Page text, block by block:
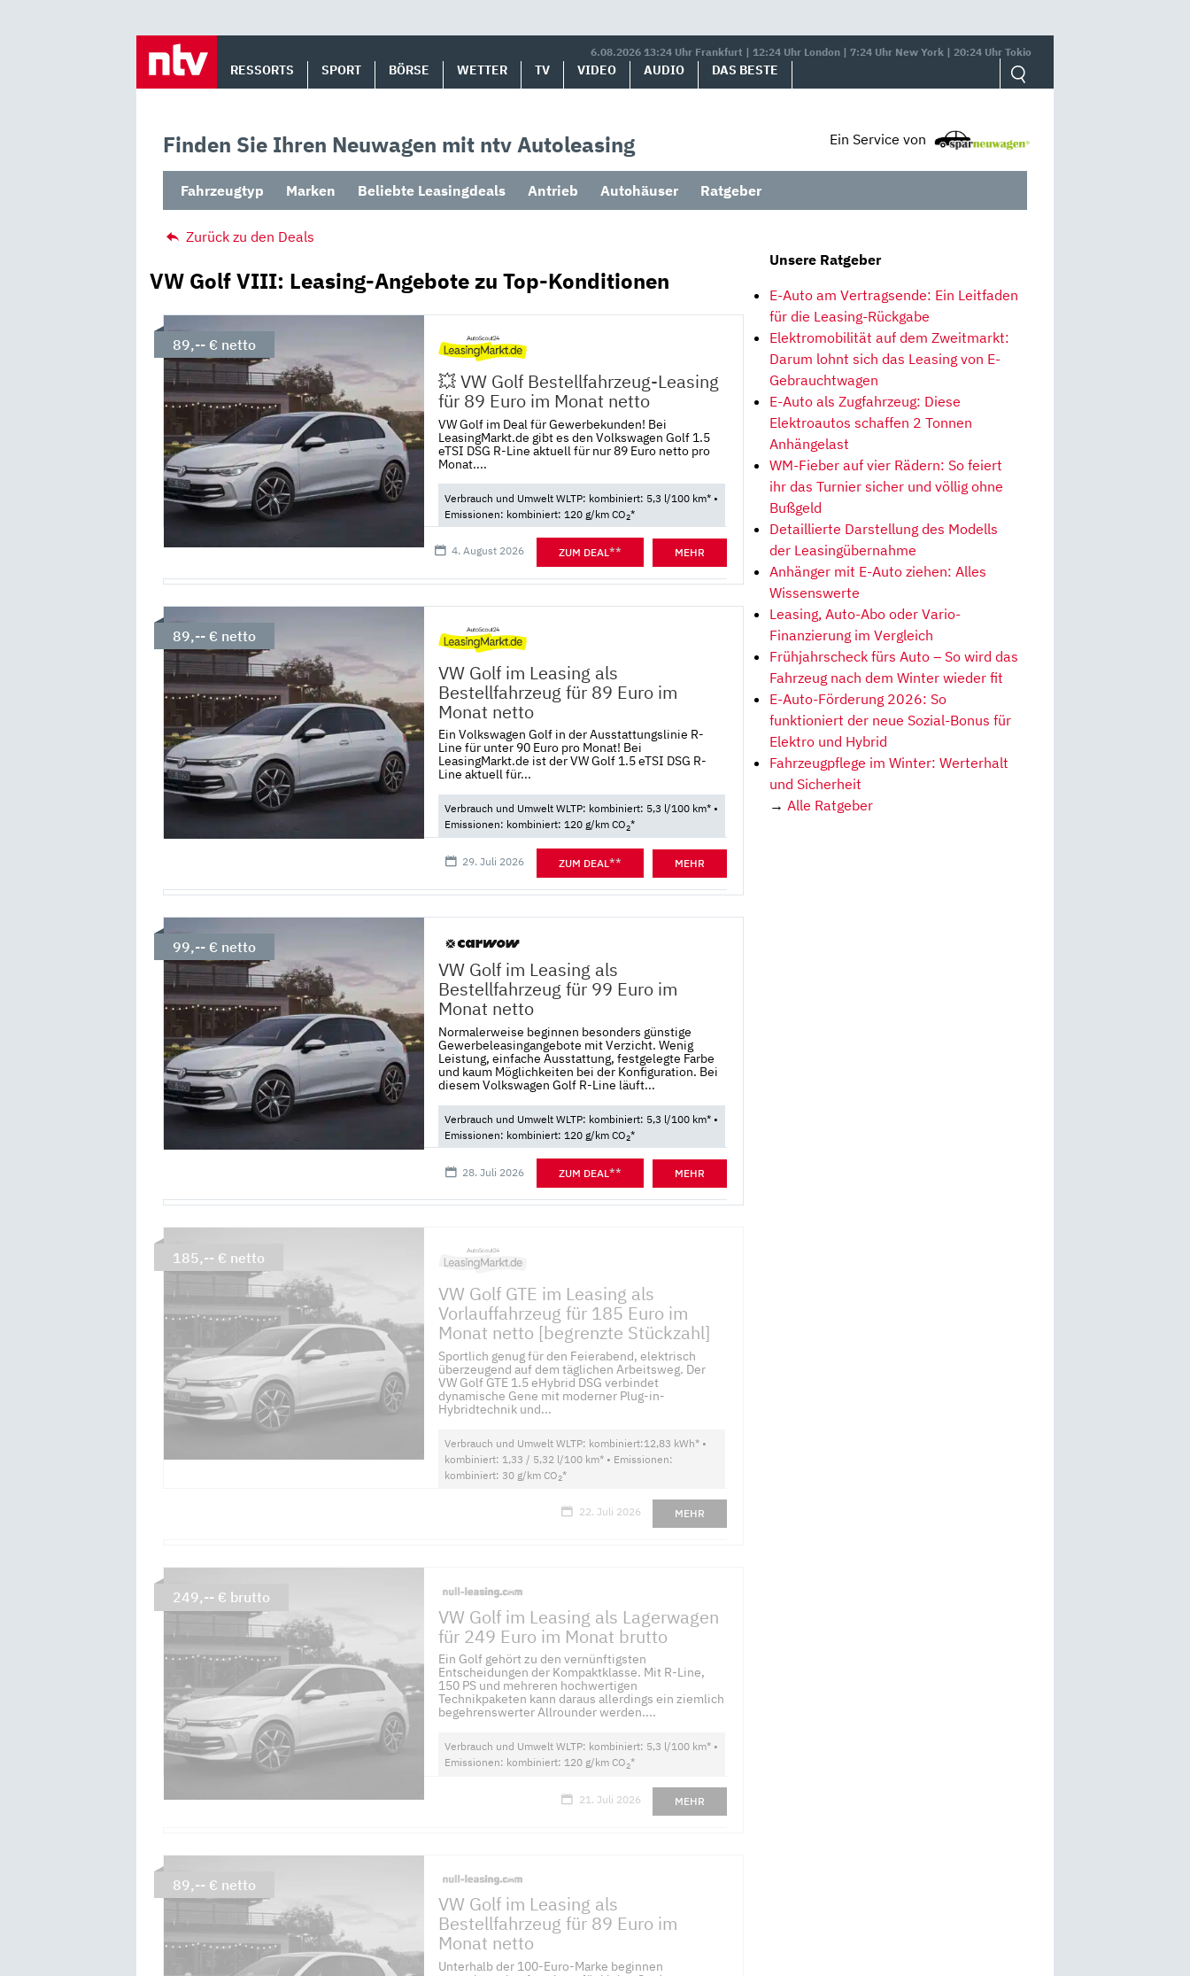
6.08.2026 13:24 Uhr Frankfurt | 12:24 Uhr London | 7:24 Uhr New York | 20:24 Uhr Tokio
RESSORTS SPORT BÖRSE WETTER TV VIDEO AUDIO DAS BESTE
Finden Sie Ihren Neuwagen mit ntv Autoleasing Ein Service von
Fahrzeugtyp Marken Beliebte Leasingdeals Antrieb Autohäuser Ratgeber
Zurück zu den Deals
VW Golf VIII: Leasing-Angebote zu Top-Konditionen
💥 VW Golf Bestellfahrzeug-Leasing
für 89 Euro im Monat netto
VW Golf im Deal für Gewerbekunden! Bei
LeasingMarkt.de gibt es den Volkswagen Golf 1.5
eTSI DSG R-Line aktuell für nur 89 Euro netto pro
Monat....
Verbrauch und Umwelt WLTP: kombiniert: 5,3 l/100 km* •
Emissionen: kombiniert: 120 g/km CO2*
4. August 2026 ZUM DEAL** MEHR
89,-- € netto
VW Golf im Leasing als
Bestellfahrzeug für 89 Euro im
Monat netto
Ein Volkswagen Golf in der Ausstattungslinie R-
Line für unter 90 Euro pro Monat! Bei
LeasingMarkt.de ist der VW Golf 1.5 eTSI DSG R-
Line aktuell für...
Verbrauch und Umwelt WLTP: kombiniert: 5,3 l/100 km* •
Emissionen: kombiniert: 120 g/km CO2*
29. Juli 2026 ZUM DEAL** MEHR
89,-- € netto
VW Golf im Leasing als
Bestellfahrzeug für 99 Euro im
Monat netto
Normalerweise beginnen besonders günstige
Gewerbeleasingangebote mit Verzicht. Wenig
Leistung, einfache Ausstattung, festgelegte Farbe
und kaum Möglichkeiten bei der Konfiguration. Bei
diesem Volkswagen Golf R-Line läuft...
Verbrauch und Umwelt WLTP: kombiniert: 5,3 l/100 km* •
Emissionen: kombiniert: 120 g/km CO2*
28. Juli 2026 ZUM DEAL** MEHR
99,-- € netto
VW Golf GTE im Leasing als
Vorlauffahrzeug für 185 Euro im
Monat netto [begrenzte Stückzahl]
Sportlich genug für den Feierabend, elektrisch
überzeugend auf dem täglichen Arbeitsweg. Der
VW Golf GTE 1.5 eHybrid DSG verbindet
dynamische Gene mit moderner Plug-in-
Hybridtechnik und...
Verbrauch und Umwelt WLTP: kombiniert:12,83 kWh* •
kombiniert: 1,33 / 5,32 l/100 km* • Emissionen:
kombiniert: 30 g/km CO2*
22. Juli 2026 MEHR
185,-- € netto
VW Golf im Leasing als Lagerwagen
für 249 Euro im Monat brutto
Ein Golf gehört zu den vernünftigsten
Entscheidungen der Kompaktklasse. Mit R-Line,
150 PS und mehreren hochwertigen
Technikpaketen kann daraus allerdings ein ziemlich
begehrenswerter Allrounder werden....
Verbrauch und Umwelt WLTP: kombiniert: 5,3 l/100 km* •
Emissionen: kombiniert: 120 g/km CO2*
21. Juli 2026 MEHR
249,-- € brutto
VW Golf im Leasing als
Bestellfahrzeug für 89 Euro im
Monat netto
Unterhalb der 100-Euro-Marke beginnen
89,-- € netto
Unsere Ratgeber
E-Auto am Vertragsende: Ein Leitfaden
für die Leasing-Rückgabe
Elektromobilität auf dem Zweitmarkt:
Darum lohnt sich das Leasing von E-
Gebrauchtwagen
E-Auto als Zugfahrzeug: Diese
Elektroautos schaffen 2 Tonnen
Anhängelast
WM-Fieber auf vier Rädern: So feiert
ihr das Turnier sicher und völlig ohne
Bußgeld
Detaillierte Darstellung des Modells
der Leasingübernahme
Anhänger mit E-Auto ziehen: Alles
Wissenswerte
Leasing, Auto-Abo oder Vario-
Finanzierung im Vergleich
Frühjahrscheck fürs Auto – So wird das
Fahrzeug nach dem Winter wieder fit
E-Auto-Förderung 2026: So
funktioniert der neue Sozial-Bonus für
Elektro und Hybrid
Fahrzeugpflege im Winter: Werterhalt
und Sicherheit
→ Alle Ratgeber